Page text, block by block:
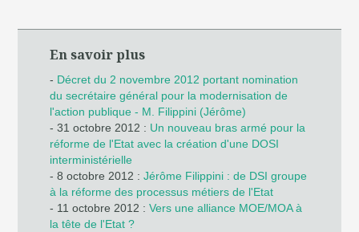
En savoir plus
- Décret du 2 novembre 2012 portant nomination
du secrétaire général pour la modernisation de
l'action publique - M. Filippini (Jérôme)
- 31 octobre 2012 : Un nouveau bras armé pour la
réforme de l'Etat avec la création d'une DOSI
interministérielle
- 8 octobre 2012 :Jérôme Filippini : de DSI groupe
à la réforme des processus métiers de l'Etat
- 11 octobre 2012 :Vers une alliance MOE/MOA à
la tête de l'Etat ?